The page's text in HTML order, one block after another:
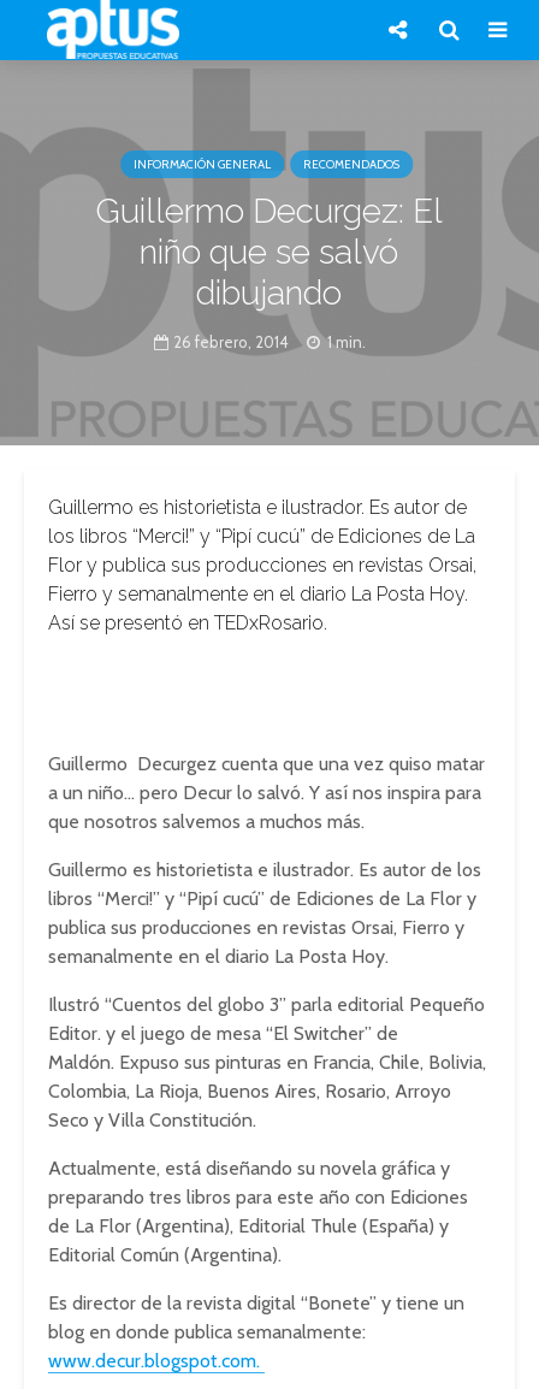
INFORMACIÓN GENERAL RECOMENDADOS
Guillermo Decurgez: El
niño que se salvó
dibujando
26 febrero, 2014 1 min.
Guillermo es historietista e ilustrador. Es autor de
los libros “Merci!” y “Pipí cucú” de Ediciones de La
Flor y publica sus producciones en revistas Orsai,
Fierro y semanalmente en el diario La Posta Hoy.
Así se presentó en TEDxRosario.
Guillermo Decurgez cuenta que una vez quiso matar
a un niño… pero Decur lo salvó. Y así nos inspira para
que nosotros salvemos a muchos más.
Guillermo es historietista e ilustrador. Es autor de los
libros “Merci!” y “Pipí cucú” de Ediciones de La Flor y
publica sus producciones en revistas Orsai, Fierro y
semanalmente en el diario La Posta Hoy.
Ilustró “Cuentos del globo 3” parla editorial Pequeño
Editor. y el juego de mesa “El Switcher” de
Maldón. Expuso sus pinturas en Francia, Chile, Bolivia,
Colombia, La Rioja, Buenos Aires, Rosario, Arroyo
Seco y Villa Constitución.
Actualmente, está diseñando su novela gráfica y
preparando tres libros para este año con Ediciones
de La Flor (Argentina), Editorial Thule (España) y
Editorial Común (Argentina).
Es director de la revista digital “Bonete” y tiene un
blog en donde publica semanalmente:
www.decur.blogspot.com.